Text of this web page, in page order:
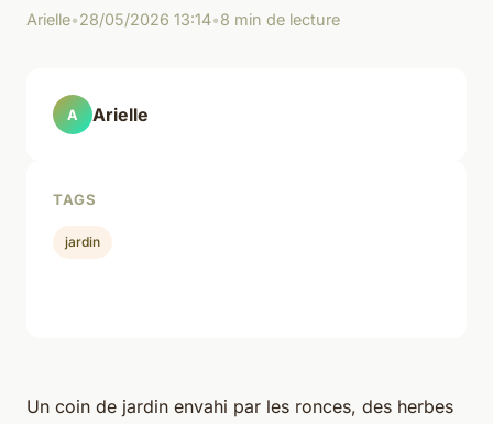
Arielle•28/05/2026 13:14•8 min de lecture
Un coin de jardin envahi par les ronces, des herbes
A Arielle
TAGS
jardin